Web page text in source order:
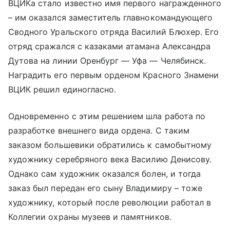
ВЦИКа стало известно имя первого награжденного
– им оказался заместитель главнокомандующего
Сводного Уральского отряда Василий Блюхер. Его
отряд сражался с казаками атамана Александра
Дутова на линии Оренбург — Уфа — Челябинск.
Наградить его первым орденом Красного Знамени
ВЦИК решил единогласно.
Одновременно с этим решением шла работа по
разработке внешнего вида ордена. С таким
заказом большевики обратились к самобытному
художнику серебряного века Василию Денисову.
Однако сам художник оказался болен, и тогда
заказ был передан его сыну Владимиру – тоже
художнику, который после революции работал в
Коллегии охраны музеев и памятников.